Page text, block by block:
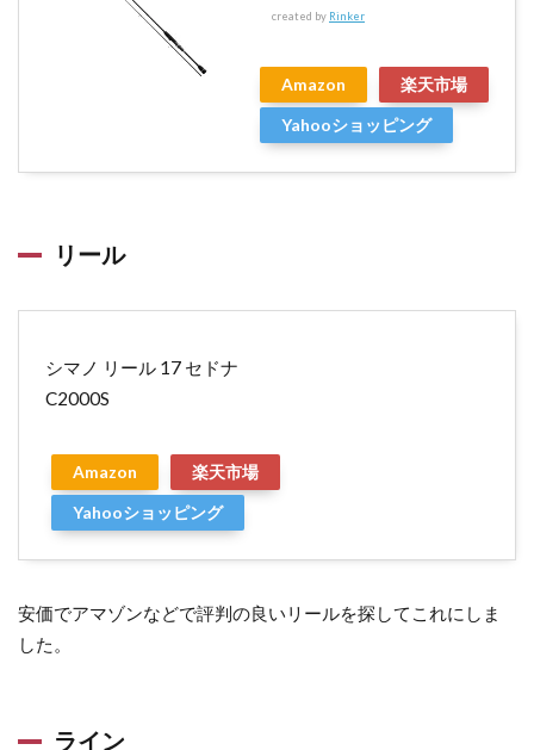
created by Rinker
Amazon
楽天市場
Yahooショッピング
リール
シマノ リール 17 セドナ
C2000S
Amazon
楽天市場
Yahooショッピング
安価でアマゾンなどで評判の良いリールを探してこれにしま
した。
ライン